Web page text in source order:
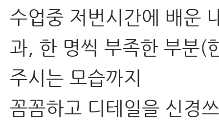
수업중 저번시간에 배운
과, 한 명씩 부족한 부분(
주시는 모습까지
꼼꼼하고 디테일을 신경